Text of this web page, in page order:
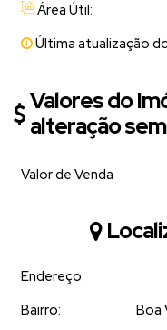
Área Útil:
Última atualização
Valores do
alteração
Valor de Venda
Endereço:
Bairro:
Boa